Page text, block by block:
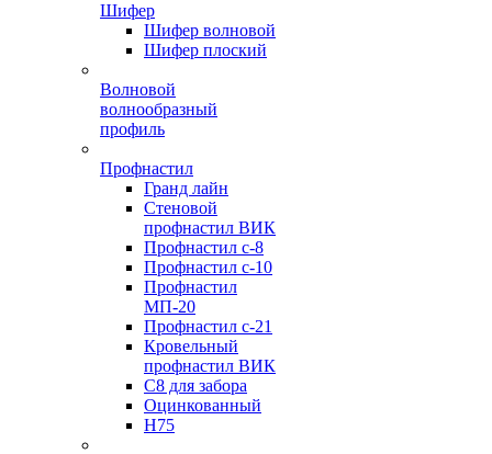
Шифер
Шифер волновой
Шифер плоский
Волновой
волнообразный
профиль
Профнастил
Гранд лайн
Стеновой
профнастил ВИК
Профнастил с-8
Профнастил с-10
Профнастил
МП-20
Профнастил с-21
Кровельный
профнастил ВИК
С8 для забора
Оцинкованный
Н75